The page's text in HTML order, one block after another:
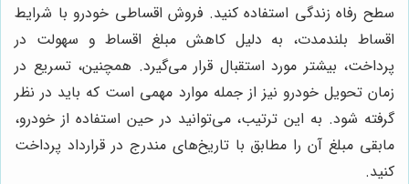
سطح رفاه زندگی استفاده کنید. فروش اقساطی خودرو با شرایط
اقساط بلندمدت، به دلیل کاهش مبلغ اقساط و سهولت در
پرداخت، بیشتر مورد استقبال قرار می‌گیرد. همچنین، تسریع در
زمان تحویل خودرو نیز از جمله موارد مهمی است که باید در نظر
گرفته شود. به این ترتیب، می‌توانید در حین استفاده از خودرو،
مابقی مبلغ آن را مطابق با تاریخ‌های مندرج در قرارداد پرداخت
کنید.